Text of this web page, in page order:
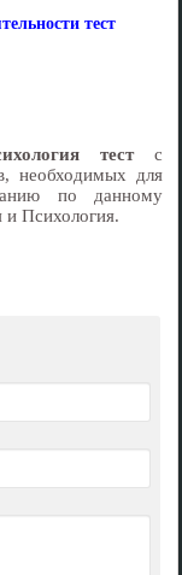
тест
тестс
необходимых для
по данному
Психология.